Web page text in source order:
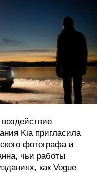
Kia пригласила
фотографа и
чьи работы
как Vogue